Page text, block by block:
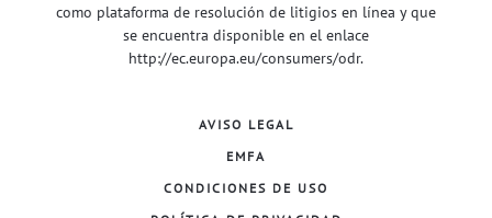
como plataforma de resolución de litigios en línea y que
se encuentra disponible en el enlace
http://ec.europa.eu/consumers/odr.
AVISO LEGAL
EMFA
CONDICIONES DE USO